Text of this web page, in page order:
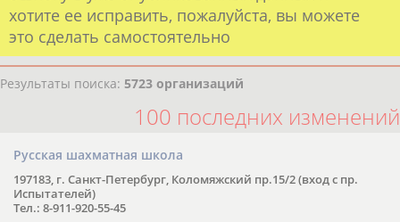
хотите ее исправить, пожалуйста, вы можете
это сделать самостоятельно
Результаты поиска: 5723 организаций
100 последних изменений
Русская шахматная школа
197183, г. Санкт-Петербург, Коломяжский пр.15/2 (вход с пр.
Испытателей)
Тел.: 8-911-920-55-45